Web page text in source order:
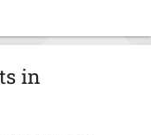
in